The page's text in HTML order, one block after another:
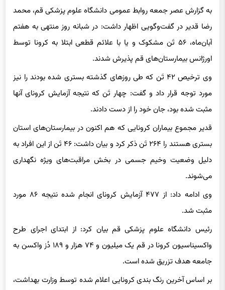
به گزارش عصر جمعه روابط عمومی دانشگاه علوم پزشکی قم، محمد
رضا قدیر در گفت‌وگویی اظهار داشت: در شبانه روز منتهی به هفتم
آبان‌ماه، ۵۶ تَن مشکوک و یا با علائم قطعی ابتلا به کرونا توسط
اورژانس بیمارستان‌های قم پذیرش شدند.
وی ترخیص ۴۲ تَن که طی روزهای گذشته بستری شده بودند را نیز
مورد توجه قرار داد و گفت: چهار تَن که نتیجه آزمایش کرونای آنها
مثبت شده بود، جان خود را از دست دادند.
قدیر مجموع بیماران کرونایی که هم اکنون در بیمارستان‌های استان
بستری هستند را ۲۶۴ تَن ذکر کرد و بیان داشت: ۴۶ تَن از این افراد به
دلیل وضعیت وخیم جسمی در بخش مراقبت‌های ویژه نگهداری
می‌شوند.
وی ادامه داد: از ۴۷۷ آزمایش کرونای انجام شده نتیجه ۸۶ مورد
مثبت شد.
رئیس دانشگاه علوم پزشکی قم بیان کرد: از ابتدای اجرای طرح
واکسیناسیون کرونا در قم یک میلیون و ۷۴ هزار و ۱۸۹ دُز واکسن به
جامعه هدف تزریق شده است.
بر اساس آخرین رنگ بندی کرونایی اعلام شده توسط وزارت بهداشت،